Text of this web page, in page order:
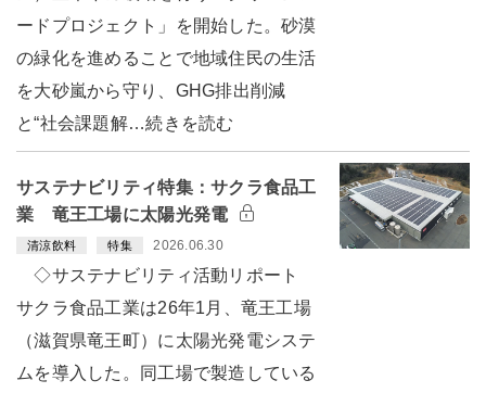
ードプロジェクト」を開始した。砂漠
の緑化を進めることで地域住民の生活
を大砂嵐から守り、GHG排出削減
と“社会課題解…続きを読む
サステナビリティ特集：サクラ食品工
業 竜王工場に太陽光発電
清涼飲料 特集 2026.06.30
◇サステナビリティ活動リポート
サクラ食品工業は26年1月、竜王工場
（滋賀県竜王町）に太陽光発電システ
ムを導入した。同工場で製造している